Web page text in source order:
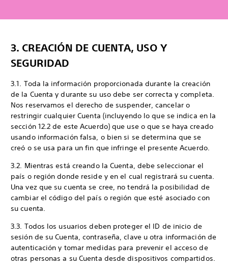
3. CREACIÓN DE CUENTA, USO Y
SEGURIDAD
3.1. Toda la información proporcionada durante la creación
de la Cuenta y durante su uso debe ser correcta y completa.
Nos reservamos el derecho de suspender, cancelar o
restringir cualquier Cuenta (incluyendo lo que se indica en la
sección 12.2 de este Acuerdo) que use o que se haya creado
usando información falsa, o bien si se determina que se
creó o se usa para un fin que infringe el presente Acuerdo.
3.2. Mientras está creando la Cuenta, debe seleccionar el
país o región donde reside y en el cual registrará su cuenta.
Una vez que su cuenta se cree, no tendrá la posibilidad de
cambiar el código del país o región que esté asociado con
su cuenta.
3.3. Todos los usuarios deben proteger el ID de inicio de
sesión de su Cuenta, contraseña, clave u otra información de
autenticación y tomar medidas para prevenir el acceso de
otras personas a su Cuenta desde dispositivos compartidos.